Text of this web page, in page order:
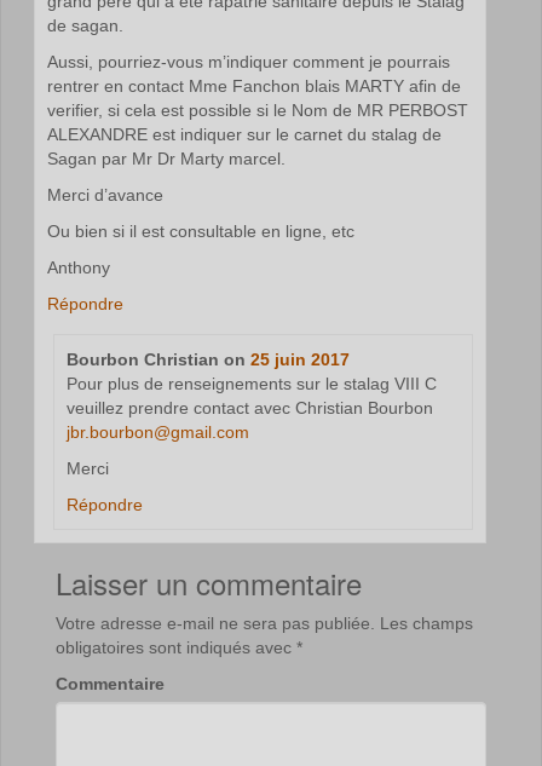
de sagan.
Aussi, pourriez-vous m’indiquer comment je pourrais
rentrer en contact Mme Fanchon blais MARTY afin de
verifier, si cela est possible si le Nom de MR PERBOST
ALEXANDRE est indiquer sur le carnet du stalag de
Sagan par Mr Dr Marty marcel.
Merci d’avance
Ou bien si il est consultable en ligne, etc
Anthony
Répondre
Bourbon Christian on 25 juin 2017
Pour plus de renseignements sur le stalag VIII C
veuillez prendre contact avec Christian Bourbon
jbr.bourbon@gmail.com
Merci
Répondre
Laisser un commentaire
Votre adresse e-mail ne sera pas publiée.
Les champs
obligatoires sont indiqués avec *
Commentaire